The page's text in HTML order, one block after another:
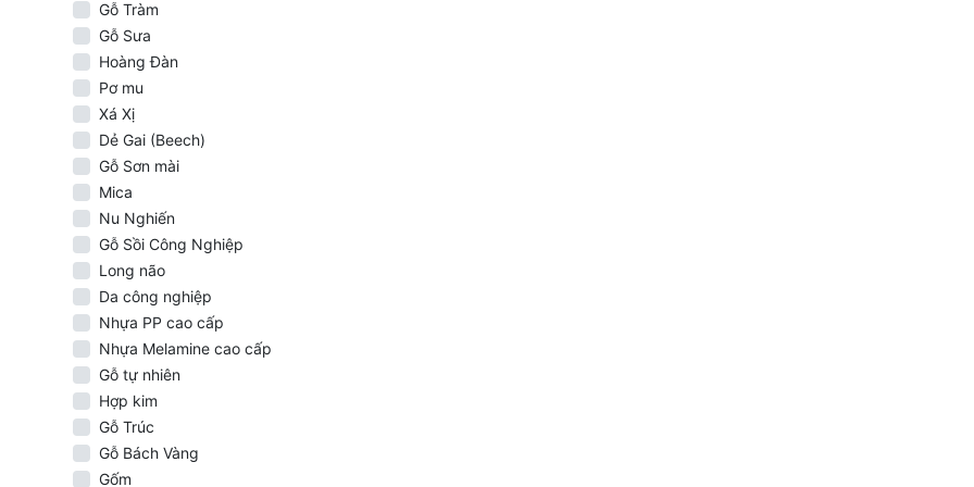
Gỗ Tràm
Gỗ Sưa
Hoàng Đàn
Pơ mu
Xá Xị
Dẻ Gai (Beech)
Gỗ Sơn mài
Mica
Nu Nghiến
Gỗ Sồi Công Nghiệp
Long não
Da công nghiệp
Nhựa PP cao cấp
Nhựa Melamine cao cấp
Gỗ tự nhiên
Hợp kim
Gỗ Trúc
Gỗ Bách Vàng
Gốm